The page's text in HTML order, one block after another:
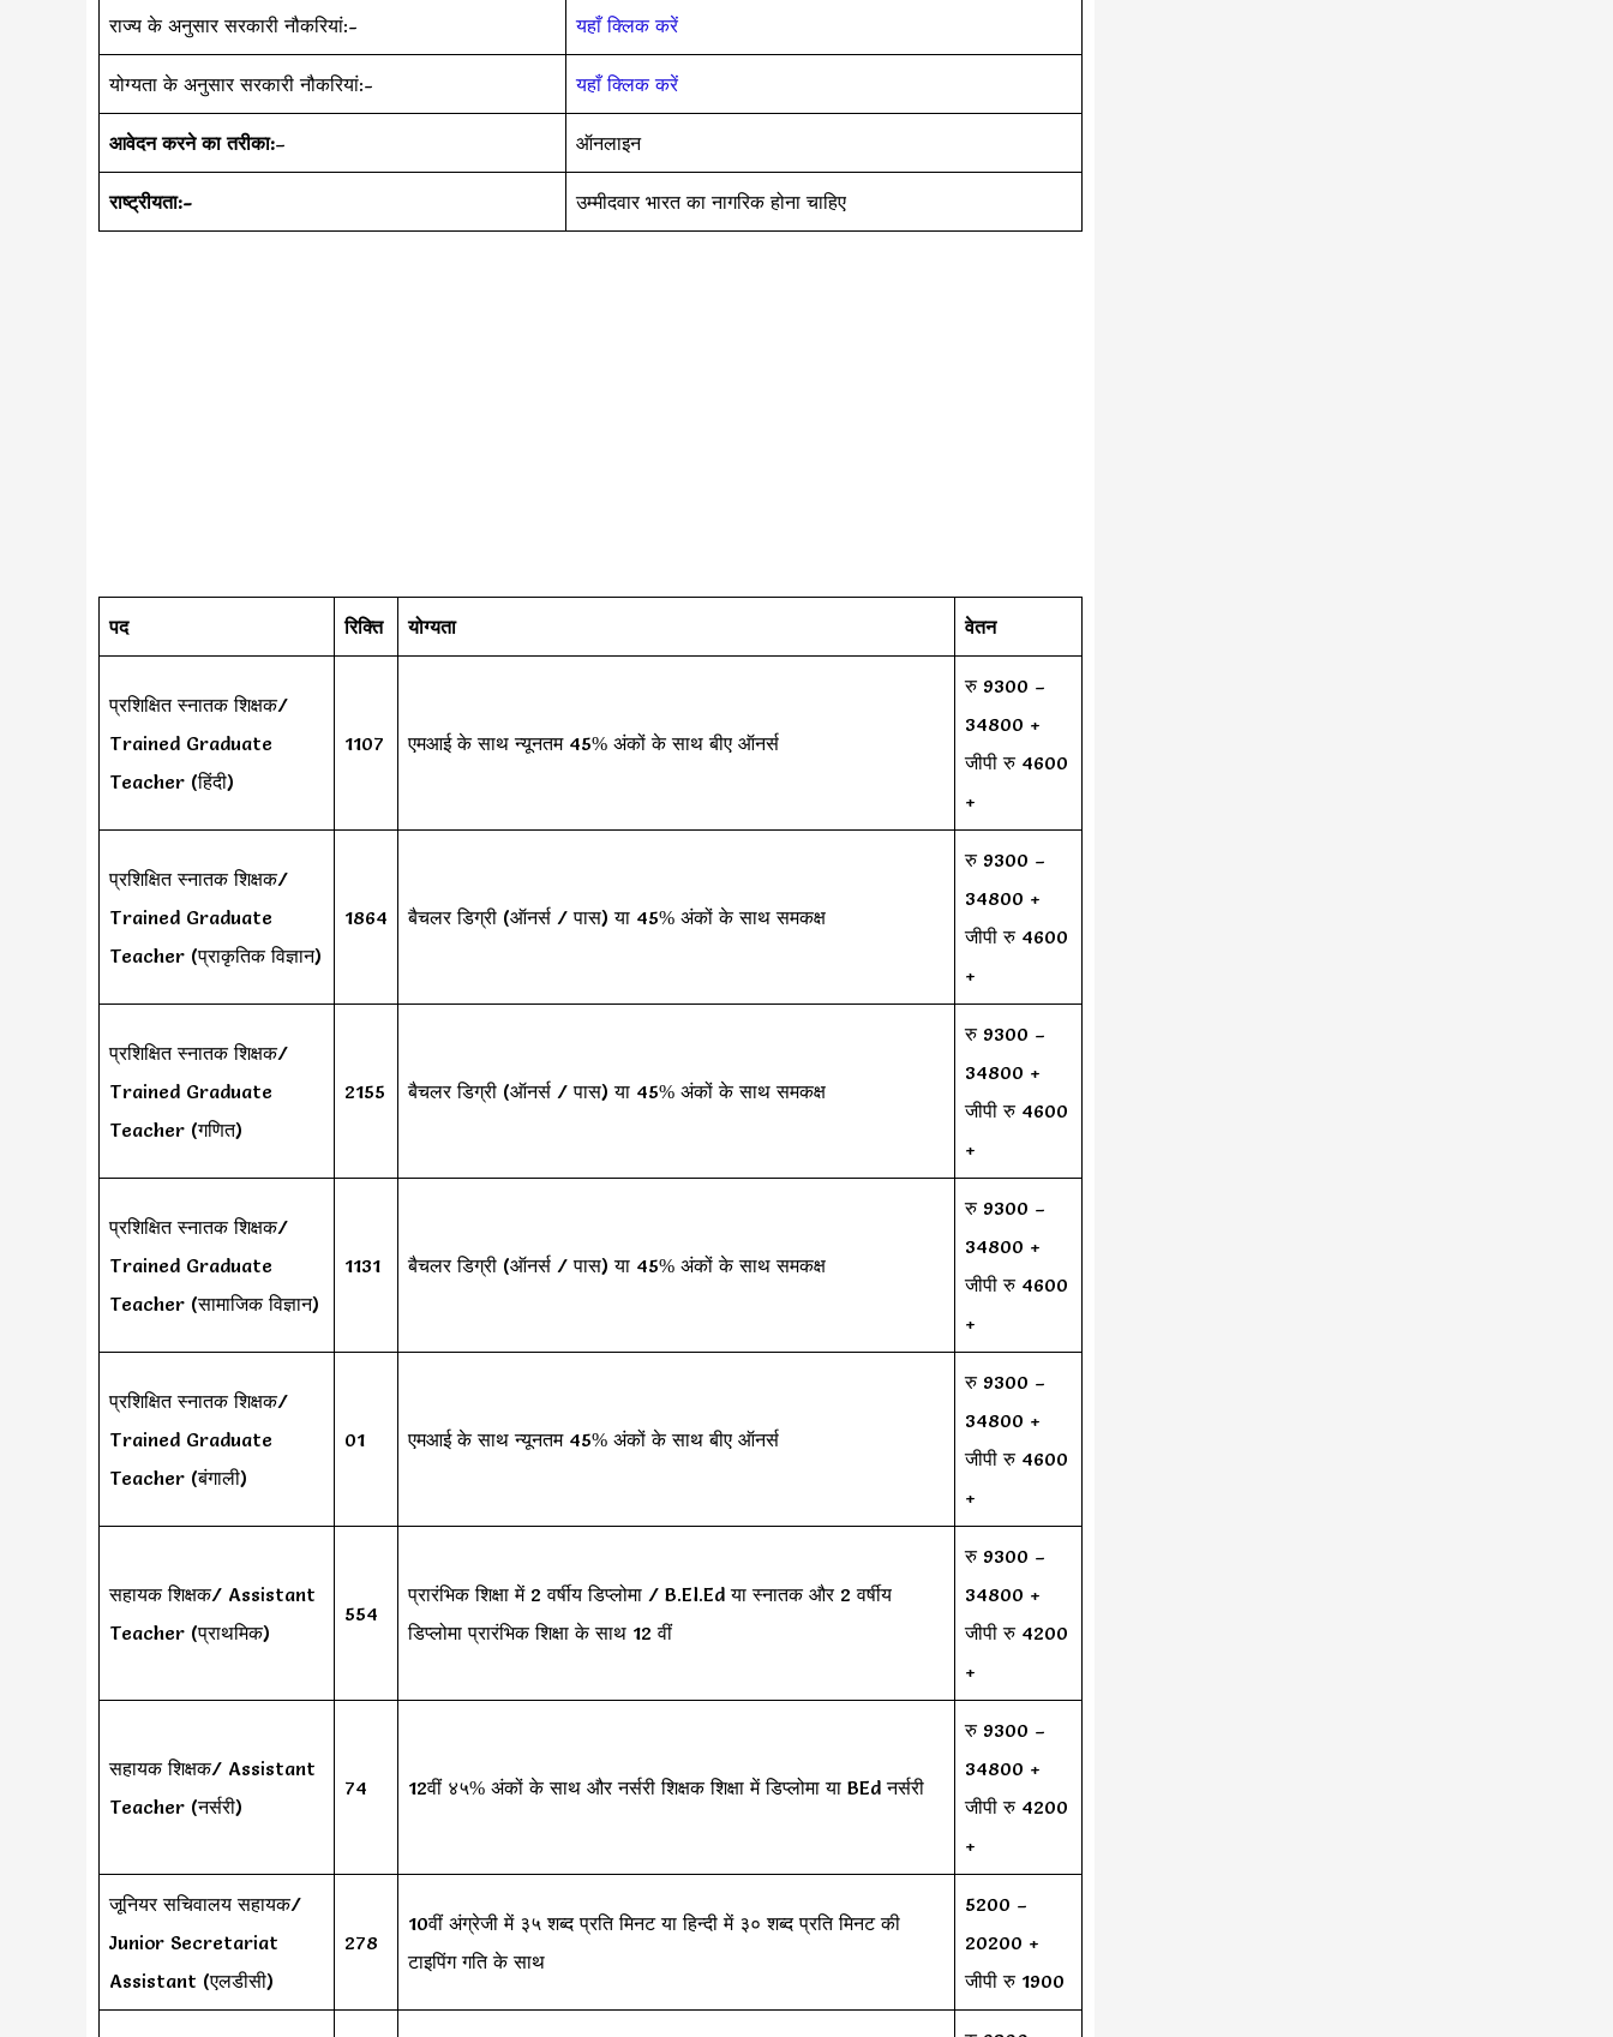
राज्य के अनुसार सरकारी नौकरियां:- यहाँ क्लिक करें
योग्यता के अनुसार सरकारी नौकरियां:- यहाँ क्लिक करें
आवेदन करने का तरीका:– ऑनलाइन
राष्ट्रीयता:- उम्मीदवार भारत का नागरिक होना चाहिए
पद रिक्ति योग्यता वेतन
प्रशिक्षित स्नातक शिक्षक/
Trained Graduate
Teacher (हिंदी)
1107 एमआई के साथ न्यूनतम 45% अंकों के साथ बीए ऑनर्स
रु 9300 –
34800 +
जीपी रु 4600
+
प्रशिक्षित स्नातक शिक्षक/
Trained Graduate
Teacher (प्राकृतिक विज्ञान)
1864 बैचलर डिग्री (ऑनर्स / पास) या 45% अंकों के साथ समकक्ष
रु 9300 –
34800 +
जीपी रु 4600
+
प्रशिक्षित स्नातक शिक्षक/
Trained Graduate
Teacher (गणित)
2155 बैचलर डिग्री (ऑनर्स / पास) या 45% अंकों के साथ समकक्ष
रु 9300 –
34800 +
जीपी रु 4600
+
प्रशिक्षित स्नातक शिक्षक/
Trained Graduate
Teacher (सामाजिक विज्ञान)
1131 बैचलर डिग्री (ऑनर्स / पास) या 45% अंकों के साथ समकक्ष
रु 9300 –
34800 +
जीपी रु 4600
+
प्रशिक्षित स्नातक शिक्षक/
Trained Graduate
Teacher (बंगाली)
01 एमआई के साथ न्यूनतम 45% अंकों के साथ बीए ऑनर्स
रु 9300 –
34800 +
जीपी रु 4600
+
सहायक शिक्षक/ Assistant
Teacher (प्राथमिक)
554
प्रारंभिक शिक्षा में 2 वर्षीय डिप्लोमा / B.El.Ed या स्नातक और 2 वर्षीय
डिप्लोमा प्रारंभिक शिक्षा के साथ 12 वीं
रु 9300 –
34800 +
जीपी रु 4200
+
सहायक शिक्षक/ Assistant
Teacher (नर्सरी)
74 12वीं ४५% अंकों के साथ और नर्सरी शिक्षक शिक्षा में डिप्लोमा या BEd नर्सरी
रु 9300 –
34800 +
जीपी रु 4200
+
जूनियर सचिवालय सहायक/
Junior Secretariat
Assistant (एलडीसी)
278
10वीं अंग्रेजी में ३५ शब्द प्रति मिनट या हिन्दी में ३० शब्द प्रति मिनट की
टाइपिंग गति के साथ
5200 –
20200 +
जीपी रु 1900